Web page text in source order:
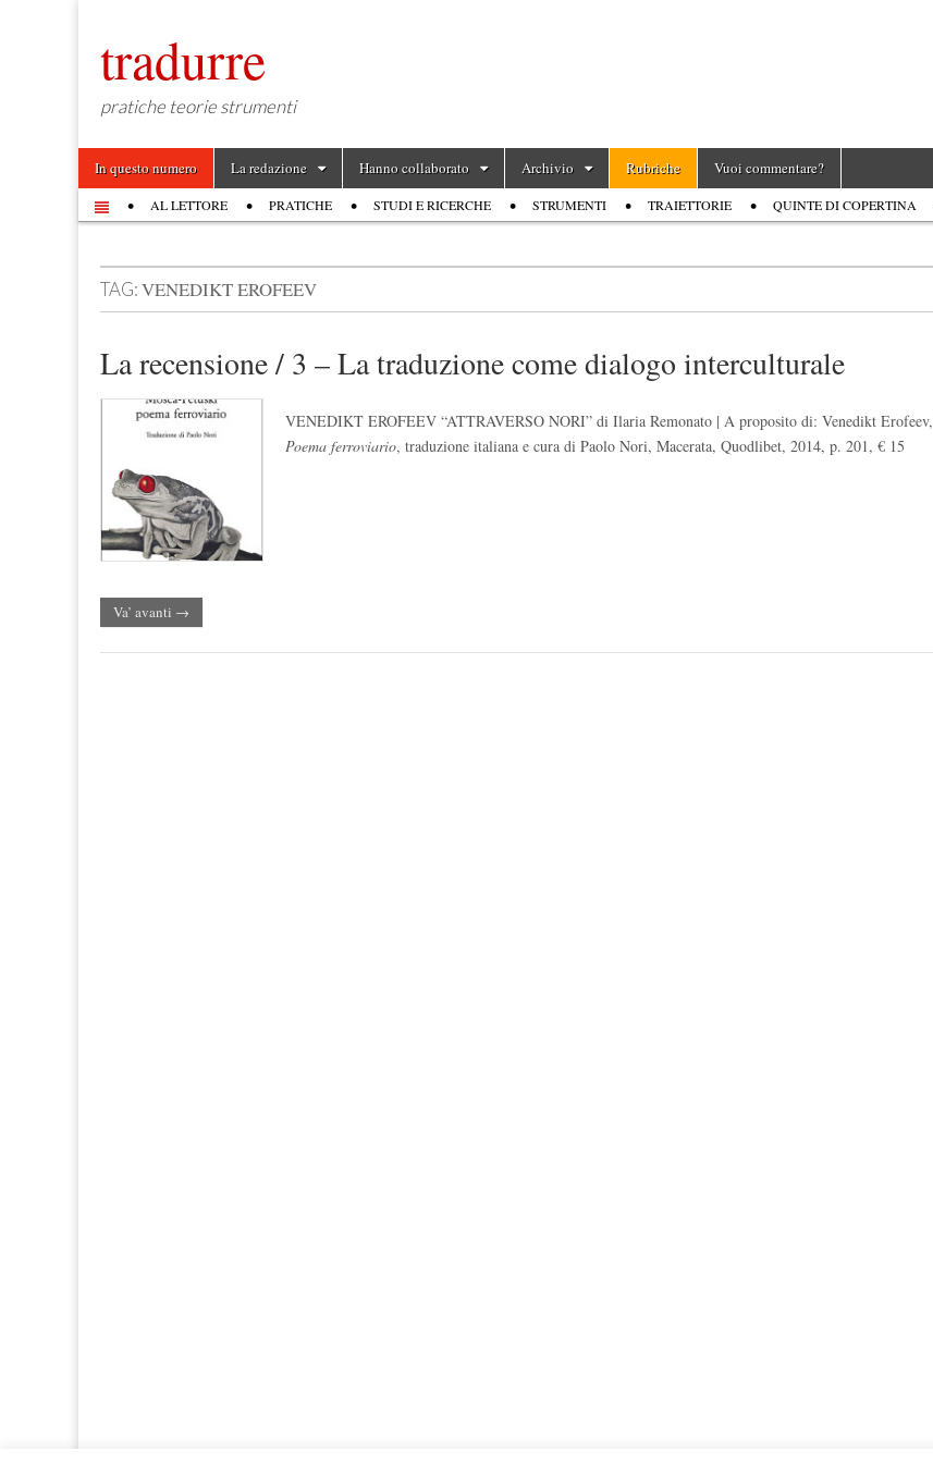
tradurre
pratiche teorie strumenti
Main menu
Skip to content
In questo numero La redazione Hanno collaborato Archivio Rubriche Vuoi commentare?
Sub menu
AL LETTORE PRATICHE STUDI E RICERCHE STRUMENTI TRAIETTORIE QUINTE DI COPERTINA
TAG:VENEDIKT EROFEEV
La recensione / 3 – La traduzione come dialogo interculturale
VENEDIKT EROFEEV “ATTRAVERSO NORI” di Ilaria Remonato | A proposito di: Venedikt Erofeev,
Poema ferroviario, traduzione italiana e cura di Paolo Nori, Macerata, Quodlibet, 2014, p. 201, € 15
Va’ avanti →